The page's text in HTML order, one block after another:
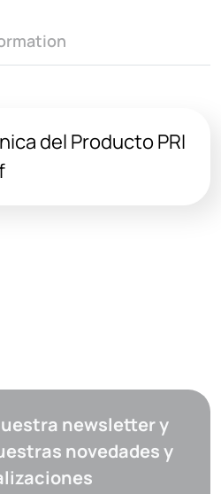
del Producto PRI
newsletter y
novedades y